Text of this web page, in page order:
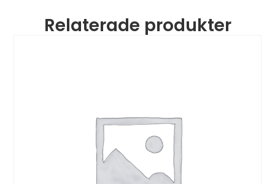
Relaterade produkter